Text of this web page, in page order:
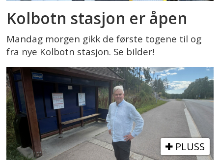
Kolbotn stasjon er åpen
Mandag morgen gikk de første togene til og
fra nye Kolbotn stasjon. Se bilder!
PLUSS